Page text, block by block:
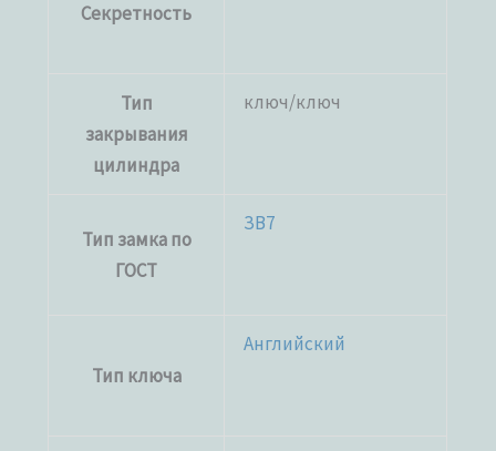
Секретность
Тип
закрывания
цилиндра
ключ/ключ
Тип замка по
ГОСТ
ЗВ7
Тип ключа
Английский